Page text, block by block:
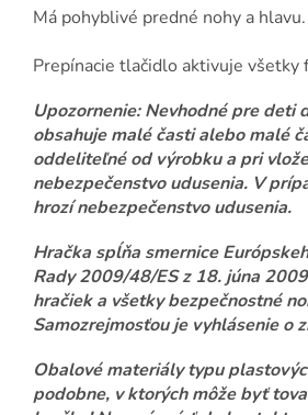
Má pohyblivé predné nohy a hlavu.
Prepínacie tlačidlo aktivuje všetky
Upozornenie: Nevhodné pre deti
obsahuje malé časti alebo malé
oddeliteľné od výrobku a pri
nebezpečenstvo udusenia. V
hrozí nebezpečenstvo udusenia.
Hračka spĺňa smernice
Rady 2009/48/ES z 18. júna
hračiek a všetky bezpečnostné
Samozrejmosťou je vyhlásenie o
Obalové materiály typu
podobne, v ktorých môže byť